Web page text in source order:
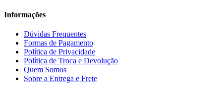
Informações
Dúvidas Frequentes
Formas de Pagamento
Política de Privacidade
Política de Troca e Devolução
Quem Somos
Sobre a Entrega e Frete